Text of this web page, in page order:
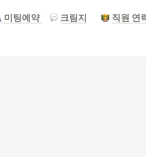
미팅예약 크림지 직원 연